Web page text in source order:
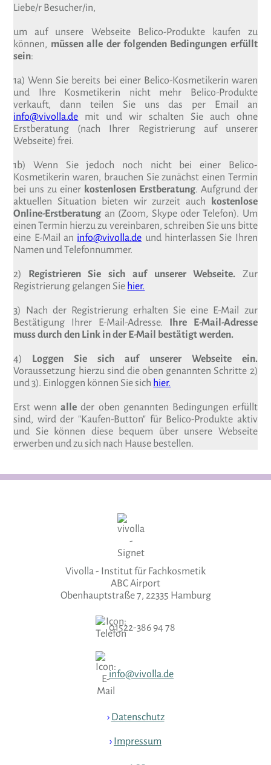
Liebe/r Besucher/in,
um auf unsere Webseite Belico-Produkte kaufen zu
können, müssen alle der folgenden Bedingungen erfüllt
sein:
1a) Wenn Sie bereits bei einer Belico-Kosmetikerin waren
und Ihre Kosmetikerin nicht mehr Belico-Produkte
verkauft, dann teilen Sie uns das per Email an
info@vivolla.de mit und wir schalten Sie auch ohne
Erstberatung (nach Ihrer Registrierung auf unserer
Webseite) frei.
1b) Wenn Sie jedoch noch nicht bei einer Belico-
Kosmetikerin waren, brauchen Sie zunächst einen Termin
bei uns zu einer kostenlosen Erstberatung. Aufgrund der
aktuellen Situation bieten wir zurzeit auch kostenlose
Online-Erstberatung an (Zoom, Skype oder Telefon). Um
einen Termin hierzu zu vereinbaren, schreiben Sie uns bitte
eine E-Mail an info@vivolla.de und hinterlassen Sie Ihren
Namen und Telefonnummer.
2) Registrieren Sie sich auf unserer Webseite. Zur
Registrierung gelangen Siehier.
3) Nach der Registrierung erhalten Sie eine E-Mail zur
Bestätigung Ihrer E-Mail-Adresse. Ihre E-Mail-Adresse
muss durch den Link in der E-Mail bestätigt werden.
4) Loggen Sie sich auf unserer Webseite ein.
Voraussetzung hierzu sind die oben genannten Schritte 2)
und 3). Einloggen können Sie sich hier.
Erst wennalle der oben genannten Bedingungen erfüllt
sind, wird der "Kaufen-Button" für Belico-Produkte aktiv
und Sie können diese bequem über unsere Webseite
erwerben und zu sich nach Hause bestellen.
Vivolla - Institut für Fachkosmetik
ABC Airport
Obenhauptstraße 7, 22335 Hamburg
01522-386 94 78
info@vivolla.de
›Datenschutz
›Impressum